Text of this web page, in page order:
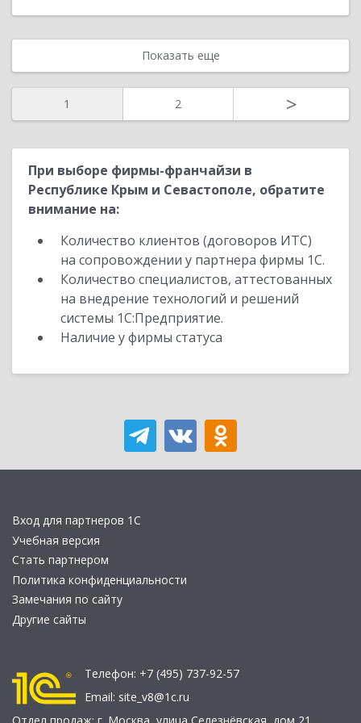
Показать еще
1 2 >
При выборе фирмы-франчайзи в
Республике Крым и Севастополе, обратите
внимание на:
Количество клиентов (договоров ИТС)
на сопровождении у партнера фирмы 1С.
Количество специалистов, аттестованных
на внедрение технологий и решений
системы 1С:Предприятие.
Наличие у фирмы статуса
Вход для партнеров 1С
Учебная версия
Стать партнером
Политика конфиденциальности
Замечания по сайту
Другие сайты
Телефон: +7 (495) 737-92-57
Email: site_v8@1c.ru